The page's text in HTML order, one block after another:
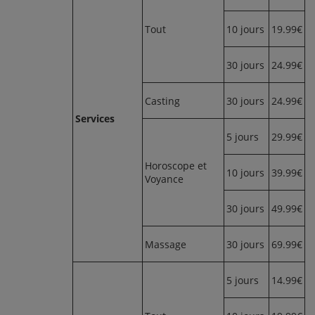
Services
Tout 10 jours 19.99€
30 jours 24.99€
Casting 30 jours 24.99€
Horoscope et
Voyance
5 jours 29.99€
10 jours 39.99€
30 jours 49.99€
Massage 30 jours 69.99€
5 jours 14.99€